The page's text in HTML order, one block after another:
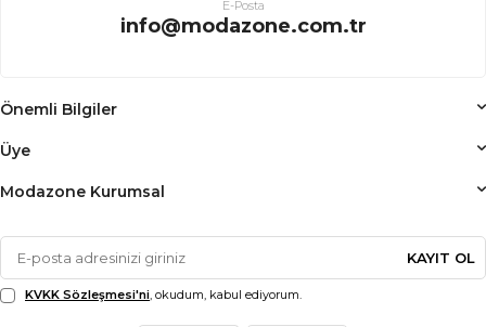
E-Posta
info@modazone.com.tr
Önemli Bilgiler
Üye
Modazone Kurumsal
KAYIT OL
KVKK Sözleşmesi'ni, okudum, kabul ediyorum.